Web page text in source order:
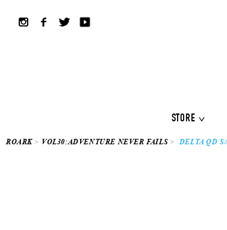
STORE
ALL COLLECTION
ROARK VOL30:ADVENTURE NEVER FAILS DELTA QD